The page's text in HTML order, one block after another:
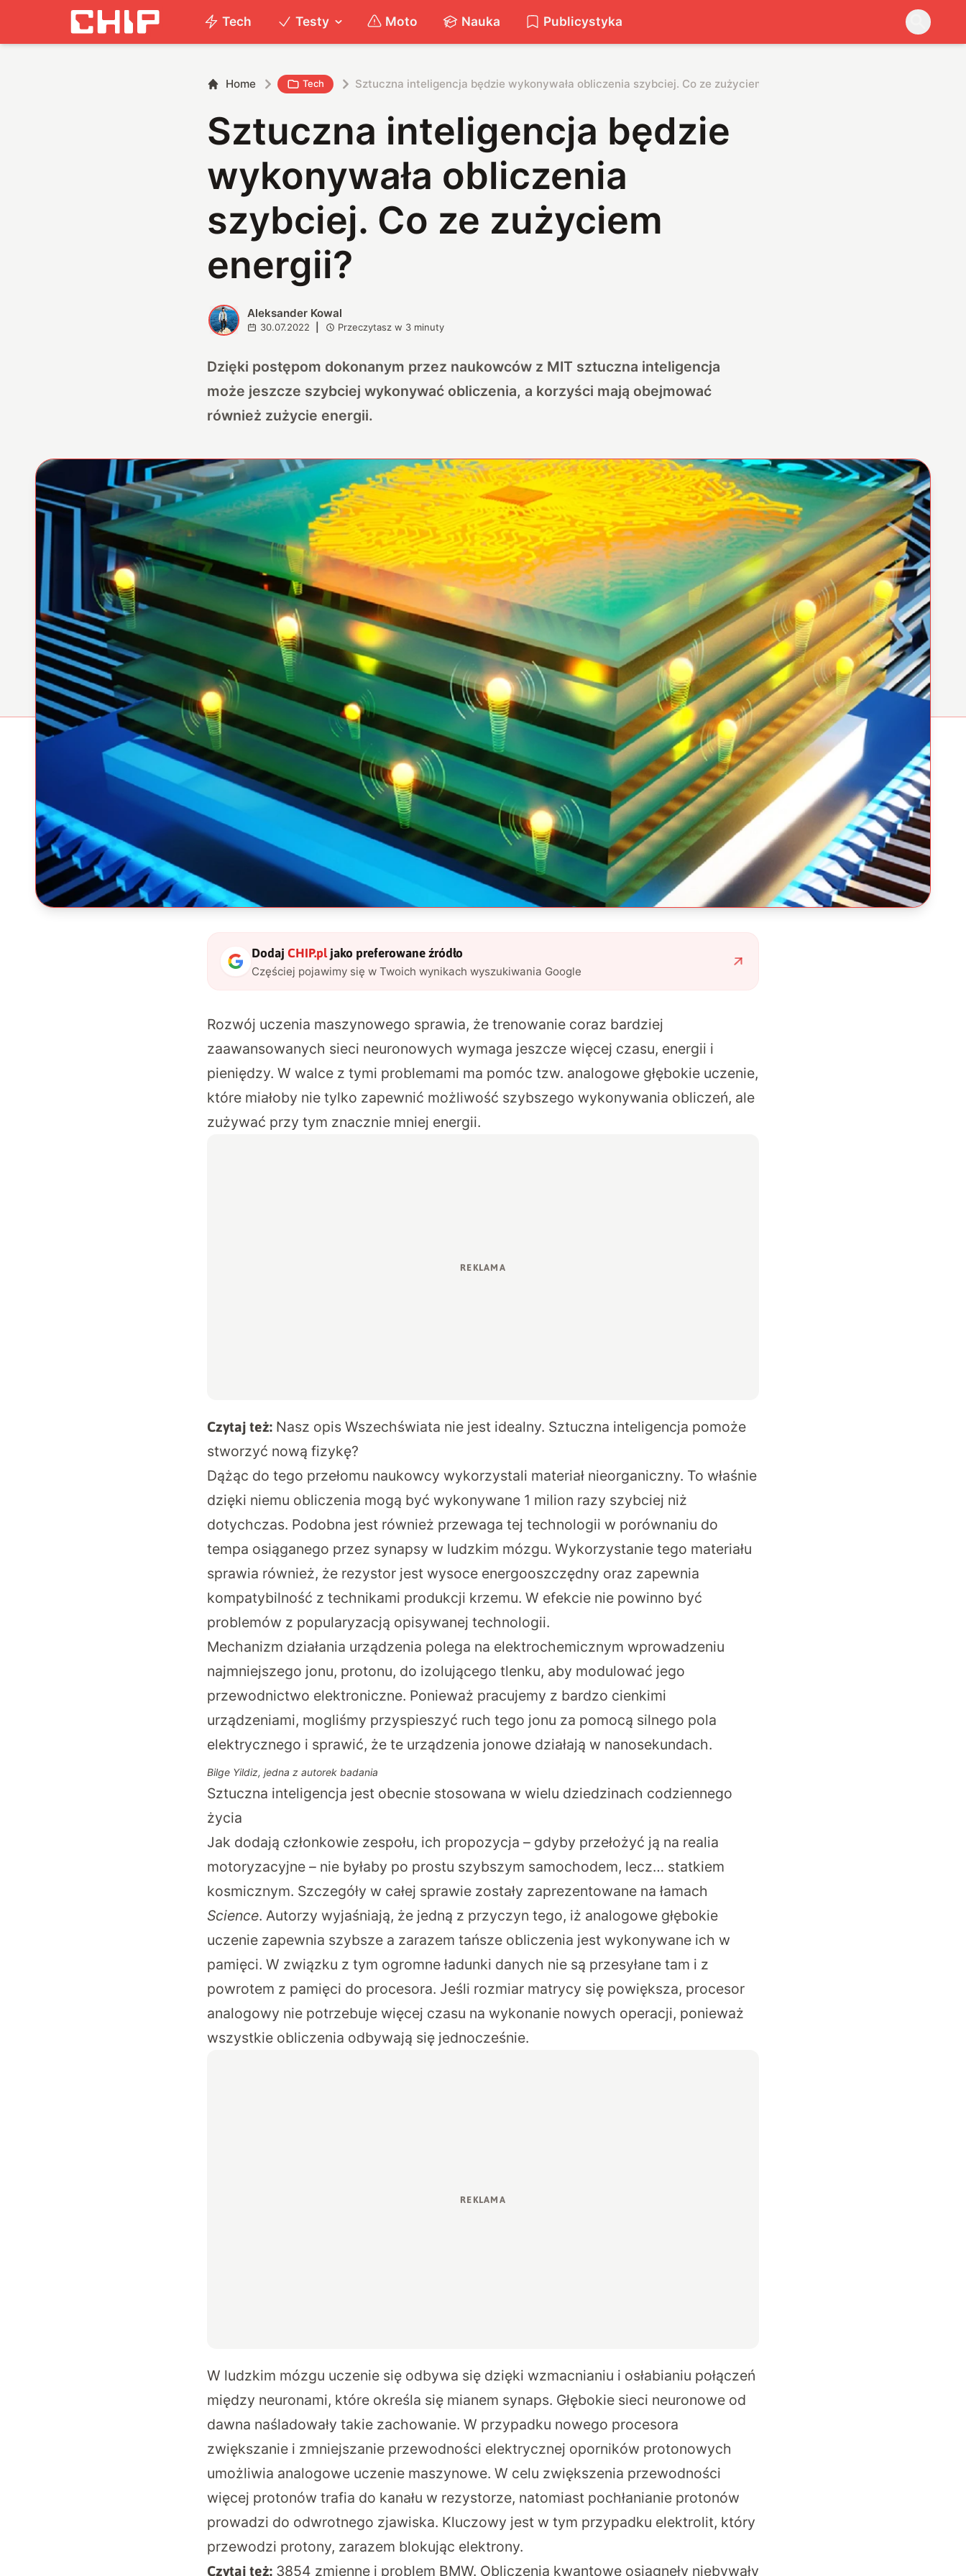
Tech Testy Moto Nauka Publicystyka
Home Tech Sztuczna inteligencja będzie wykonywała obliczenia szybciej. Co ze zużyciem energii?
Sztuczna inteligencja będzie
wykonywała obliczenia
szybciej. Co ze zużyciem
energii?
A Aleksander Kowal
30.07.2022 Przeczytasz w 3 minuty
Dzięki postępom dokonanym przez naukowców z MIT sztuczna inteligencja
może jeszcze szybciej wykonywać obliczenia, a korzyści mają obejmować
również zużycie energii.
Dodaj CHIP.pljako preferowane źródło
Częściej pojawimy się w Twoich wynikach wyszukiwania Google
Rozwój uczenia maszynowego sprawia, że trenowanie coraz bardziej
zaawansowanych sieci neuronowych wymaga jeszcze więcej czasu, energii i
pieniędzy. W walce z tymi problemami ma pomóc tzw. analogowe głębokie uczenie,
które miałoby nie tylko zapewnić możliwość szybszego wykonywania obliczeń, ale
zużywać przy tym znacznie mniej energii.
Czytaj też: Nasz opis Wszechświata nie jest idealny. Sztuczna inteligencja pomoże
stworzyć nową fizykę?
Dążąc do tego przełomu naukowcy wykorzystali materiał nieorganiczny. To właśnie
dzięki niemu obliczenia mogą być wykonywane 1 milion razy szybciej niż
dotychczas. Podobna jest również przewaga tej technologii w porównaniu do
tempa osiąganego przez synapsy w ludzkim mózgu. Wykorzystanie tego materiału
sprawia również, że rezystor jest wysoce energooszczędny oraz zapewnia
kompatybilność z technikami produkcji krzemu. W efekcie nie powinno być
problemów z popularyzacją opisywanej technologii.
Mechanizm działania urządzenia polega na elektrochemicznym wprowadzeniu
najmniejszego jonu, protonu, do izolującego tlenku, aby modulować jego
przewodnictwo elektroniczne. Ponieważ pracujemy z bardzo cienkimi
urządzeniami, mogliśmy przyspieszyć ruch tego jonu za pomocą silnego pola
elektrycznego i sprawić, że te urządzenia jonowe działają w nanosekundach.
Bilge Yildiz, jedna z autorek badania
Sztuczna inteligencja jest obecnie stosowana w wielu dziedzinach codziennego
życia
Jak dodają członkowie zespołu, ich propozycja – gdyby przełożyć ją na realia
motoryzacyjne – nie byłaby po prostu szybszym samochodem, lecz… statkiem
kosmicznym. Szczegóły w całej sprawie zostały zaprezentowane na łamach
Science. Autorzy wyjaśniają, że jedną z przyczyn tego, iż analogowe głębokie
uczenie zapewnia szybsze a zarazem tańsze obliczenia jest wykonywane ich w
pamięci. W związku z tym ogromne ładunki danych nie są przesyłane tam i z
powrotem z pamięci do procesora. Jeśli rozmiar matrycy się powiększa, procesor
analogowy nie potrzebuje więcej czasu na wykonanie nowych operacji, ponieważ
wszystkie obliczenia odbywają się jednocześnie.
W ludzkim mózgu uczenie się odbywa się dzięki wzmacnianiu i osłabianiu połączeń
między neuronami, które określa się mianem synaps. Głębokie sieci neuronowe od
dawna naśladowały takie zachowanie. W przypadku nowego procesora
zwiększanie i zmniejszanie przewodności elektrycznej oporników protonowych
umożliwia analogowe uczenie maszynowe. W celu zwiększenia przewodności
więcej protonów trafia do kanału w rezystorze, natomiast pochłanianie protonów
prowadzi do odwrotnego zjawiska. Kluczowy jest w tym przypadku elektrolit, który
przewodzi protony, zarazem blokując elektrony.
Czytaj też: 3854 zmienne i problem BMW. Obliczenia kwantowe osiągnęły niebywały